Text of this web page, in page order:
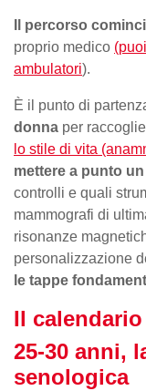
Il percorso
proprio medico
ambulatori).
È il punto di
donna per
lo stile di vita
mettere a punto
controlli e quali
mammografi di
risonanze
personalizzazione
le tappe
Il
25-30 anni,
senologica